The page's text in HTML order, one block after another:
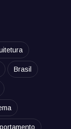
Brasil